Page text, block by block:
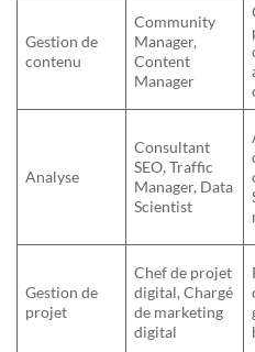
Gestion de
contenu
Community
Manager,
Content
Manager
Analyse
Consultant
SEO, Traffic
Manager, Data
Scientist
Gestion de
projet
Chef de projet
digital, Chargé
de marketing
digital